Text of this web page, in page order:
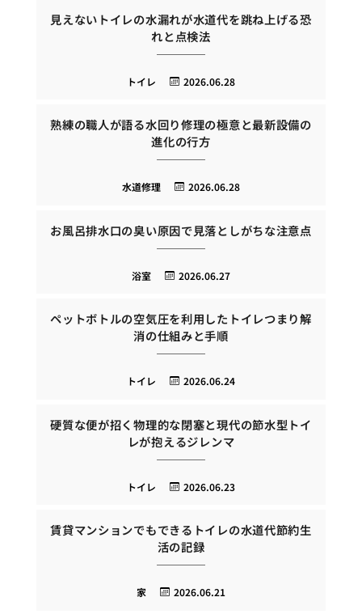
見えないトイレの水漏れが水道代を跳ね上げる恐
れと点検法
2026.06.28
トイレ
熟練の職人が語る水回り修理の極意と最新設備の
進化の行方
2026.06.28
水道修理
お風呂排水口の臭い原因で見落としがちな注意点
2026.06.27
浴室
ペットボトルの空気圧を利用したトイレつまり解
消の仕組みと手順
2026.06.24
トイレ
硬質な便が招く物理的な閉塞と現代の節水型トイ
レが抱えるジレンマ
2026.06.23
トイレ
賃貸マンションでもできるトイレの水道代節約生
活の記録
2026.06.21
家